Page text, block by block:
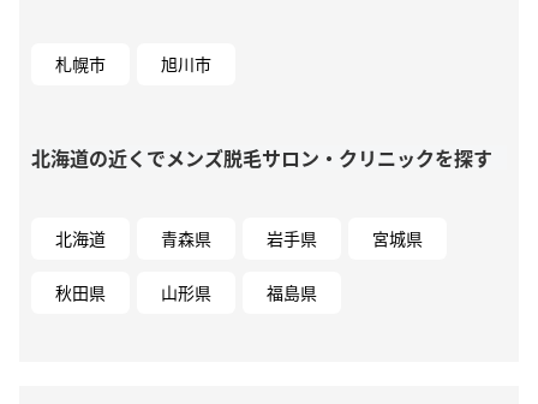
札幌市 旭川市
北海道の近くでメンズ脱毛サロン・クリニックを探す
北海道 青森県 岩手県 宮城県
秋田県 山形県 福島県